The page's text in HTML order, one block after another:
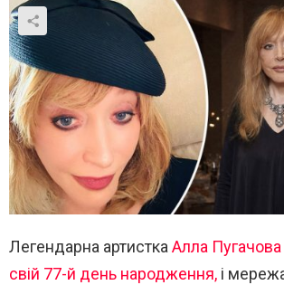
Легендарна артисткаАлла
свій 77-й день народження, і